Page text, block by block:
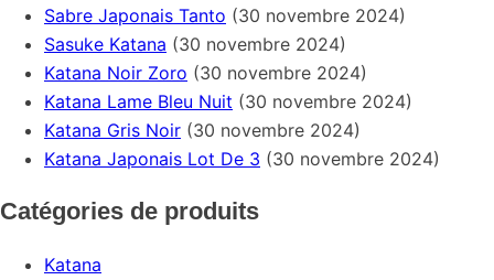
Sabre Japonais Tanto (30 novembre 2024)
Sasuke Katana (30 novembre 2024)
Katana Noir Zoro (30 novembre 2024)
Katana Lame Bleu Nuit (30 novembre 2024)
Katana Gris Noir (30 novembre 2024)
Katana Japonais Lot De 3 (30 novembre 2024)
Catégories de produits
Katana